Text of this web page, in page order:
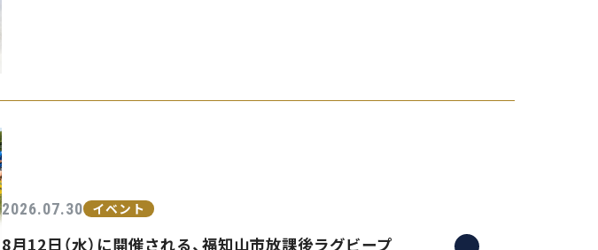
2026.07.30 イベント
8月12日（水）に開催される、福知山市放課後ラグビープ